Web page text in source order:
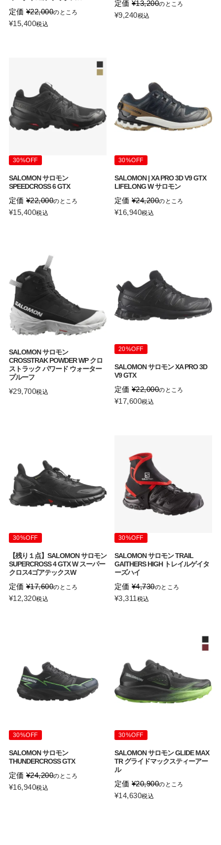
定価 ¥22,000のところ
¥15,400税込
定価 ¥13,200のところ
¥9,240税込
30%OFF
SALOMON サロモン
SPEEDCROSS 6 GTX
定価 ¥22,000のところ
¥15,400税込
30%OFF
SALOMON | XA PRO 3D V9 GTX
LIFELONG W サロモン
定価 ¥24,200のところ
¥16,940税込
SALOMON サロモン
CROSSTRAK POWDER WP クロ
ストラック パワード ウォーター
プルーフ
¥29,700税込
20%OFF
SALOMON サロモン XA PRO 3D
V9 GTX
定価 ¥22,000のところ
¥17,600税込
30%OFF
【残り１点】SALOMON サロモン
SUPERCROSS 4 GTX W スーパー
クロス4ゴアテックスW
定価 ¥17,600のところ
¥12,320税込
30%OFF
SALOMON サロモン TRAIL
GAITHERS HIGH トレイルゲイタ
ーズハイ
定価 ¥4,730のところ
¥3,311税込
30%OFF
SALOMON サロモン
THUNDERCROSS GTX
定価 ¥24,200のところ
¥16,940税込
30%OFF
SALOMON サロモン GLIDE MAX
TR グライドマックスティーアー
ル
定価 ¥20,900のところ
¥14,630税込